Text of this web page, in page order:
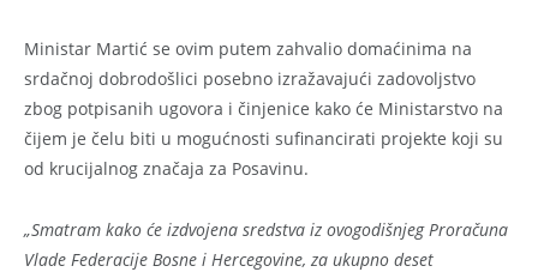
Ministar Martić se ovim putem zahvalio domaćinima na
srdačnoj dobrodošlici posebno izražavajući zadovoljstvo
zbog potpisanih ugovora i činjenice kako će Ministarstvo na
čijem je čelu biti u mogućnosti sufinancirati projekte koji su
od krucijalnog značaja za Posavinu.
„Smatram kako će izdvojena sredstva iz ovogodišnjeg Proračuna
Vlade Federacije Bosne i Hercegovine, za ukupno deset